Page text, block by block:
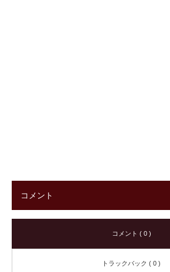
コメント
コメント ( 0 )
トラックバック ( 0 )